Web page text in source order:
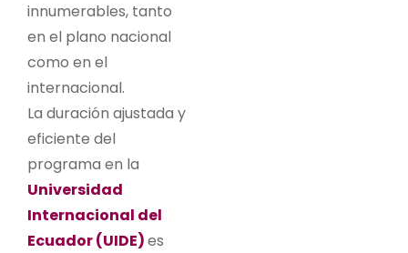
innumerables, tanto
en el plano nacional
como en el
internacional.
La duración ajustada y
eficiente del
programa en la
Universidad
Internacional del
Ecuador (UIDE)es